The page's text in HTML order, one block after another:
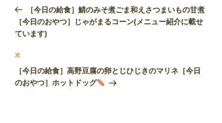
ナ
ビ
ー
シ
ョ
の
投
稿
［今日の給食］鯖のみそ煮ごま和えさつまいもの甘煮
［今日のおやつ］じゃがまるコーン(メニュー紹介に載せ
ています)
次
の
投
次
［今日の給食］高野豆腐の卵とじひじきのマリネ［今日
のおやつ］ホットドッグ